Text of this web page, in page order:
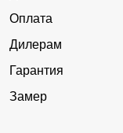
Оплата
Дилерам
Гарантия
Замер